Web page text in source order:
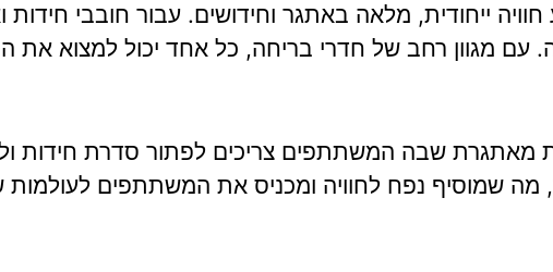
ייחודית, מלאה באתגר וחידושים. עבור חובבי
מגוון רחב של חדרי בריחה, כל אחד יכול למצוא את
מאתגרת שבה המשתתפים צריכים לפתור סדרת חידות
שמוסיף נפח לחוויה ומכניס את המשתתפים לעולמות